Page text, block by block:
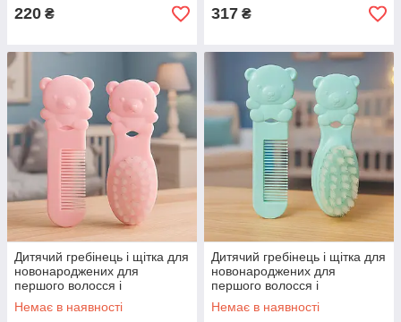
220 ₴ 317 ₴
Дитячий гребінець і щітка для
новонароджених для
першого волосся і
вичісування себорейних
кірочок MegaZayka рожевий
Немає в наявності
Дитячий гребінець і щітка для
новонароджених для
першого волосся і
вичісування себорейних
кірочок MegaZayka зелений
Немає в наявності